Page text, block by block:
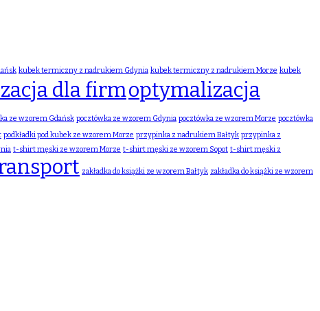
kubek termiczny z nadrukiem Gdynia kubek termiczny z nadrukiem Morze kubek
dla firmoptymalizacja
ze wzorem Gdańsk pocztówka ze wzorem Gdynia pocztówka ze wzorem Morze pocztówka
podkładki pod kubek ze wzorem Morze przypinka z nadrukiem Bałtyk przypinka z
t-shirt męski ze wzorem Morze t-shirt męski ze wzorem Sopot t-shirt męski z
zakładka do książki ze wzorem Bałtyk zakładka do książki ze wzorem